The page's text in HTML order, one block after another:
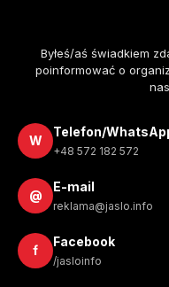
Byłeś/aś świadkiem
poinformować o
W
Telefon/
+48 572 182 572
@
E-mail
reklama@jaslo.info
f
Facebook
/jasloinfo